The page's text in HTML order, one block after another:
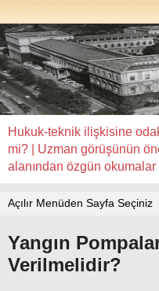
Hukuk-teknik ilişkisine
mi? | Uzman görüşünün
alanından özgün
Yangın
Verilmelidir?